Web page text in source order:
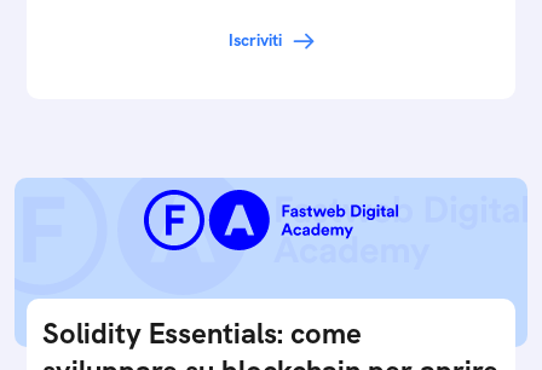
Iscriviti
Solidity Essentials: come